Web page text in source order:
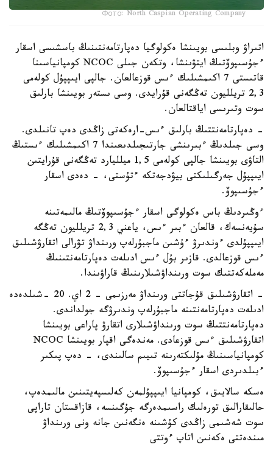
Фото: North Caspian Operating Company
اتىراۋ وبلىسى بويىنشا ەكولوگيا دەپارتامەنتىنىڭ باسشىسى اسقار
ءجۇسىپوۆتىڭ ايتۋىنشا، وتكەن جىلى NCOC كومپانياسىنا
قاتىستى 7 اكىمشىلىك ءىس قوزعالعان. جالپى ايىپپۇل كولەمى
2,3 تريلليون تەڭگەنى قۇرايدى. وسى ىستەر بويىنشا بارلىق
سوت وتىرىسى اياقتالعان.
- دەپارتامەنتتىڭ بارلىق ءىس-ارەكەتى زاڭدى دەپ تانىلدى.
وسى جىلدىڭ ءبىرىنشى جارتىجىلدىعىندا 7 اكىمشىلىك ءىستىڭ
التاۋى بويىنشا جالپى كولەمى 1,5 ميلليارد تەڭگەنى قۇرايتىن
ايىپپۇل جەرگىلىكتى بيۋدجەتكە ءتۇستى، - دەدى اسقار
ءجۇسىپوۆ.
ءوڭىردىڭ باس ەكولوگى اسقار ءجۇسىپوۆتىڭ مالىمەتىنە
سۇيەنسەك، قالعان ءبىر ءىس، ياعني 2,3 تريلليون تەڭگە
ايىپپۇلدى ءوندىرۋ ءۇشىن ماجبۇرلەپ ورىنداۋ تۋرالى اتقارۋشىلىق
ءىس قوزعالدى. قازىر بۇل ءىس ادىلەت دەپارتامەنتىنىڭ
مەملەكەتتىك سوت ورىنداۋشىلارىنىڭ قاراۋىندا.
- اتقارۋشىلىق قۇجاتتى ورىنداۋ مەرزىمى - 2 اي. 20 -شىلدەدە
ادىلەت دەپارتامەنتىنە ماجبۇرلەپ وندىرۋگە جولداندى.
دەپارتامەنتتىڭ سوت ورىنداۋشىلارى اتقارۋ پاراعى بويىنشا
اتقارۋشىلىق ءىس قوزعادى. مەندەگى اقپار بويىنشا NCOC
كومپانياسىنىڭ مۇلىكتەرىنە تىيىم سالىندى، - دەپ پىكىر
ءبىلدىردى اسقار ءجۇسىپوۆ.
ەسكە سالايىق، كومپانيا ايىپپۇلمەن كەلىسپەيتىنىن مالىمدەپ،
حالىقارالىق تورەلىك راسىمدەرگە جۇگىنسە، قازاقستان تاراپى
سوت شەشىمى زاڭدى كۇشىنە ەنگەنىن جانە ونى ورىنداۋ
مىندەتتى ەكەنىن اتاپ ءوتتى